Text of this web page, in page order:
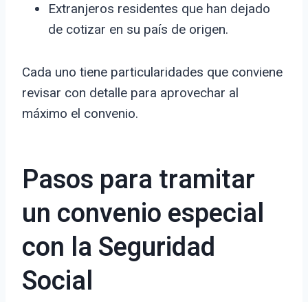
Extranjeros residentes que han dejado
de cotizar en su país de origen.
Cada uno tiene particularidades que conviene
revisar con detalle para aprovechar al
máximo el convenio.
Pasos para tramitar
un convenio especial
con la Seguridad
Social